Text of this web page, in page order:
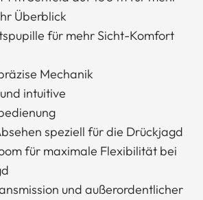
Überblick
für mehr Sicht-Komfort
Mechanik
intuitive
speziell für die Drückjagd
für maximale Flexibilität bei
und außerordentlicher